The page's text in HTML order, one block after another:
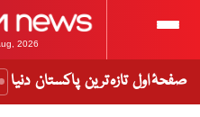
2026
صفحۂ اول تازہ ترین پاکستان دنیا